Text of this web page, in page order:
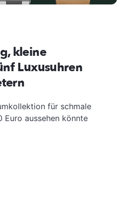
kleine
Luxusuhren
für schmale
Euro aussehen könnte